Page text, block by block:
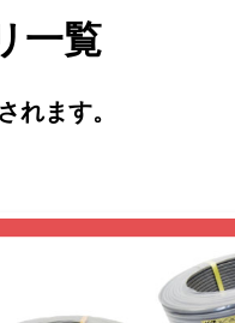
一覧
れます。